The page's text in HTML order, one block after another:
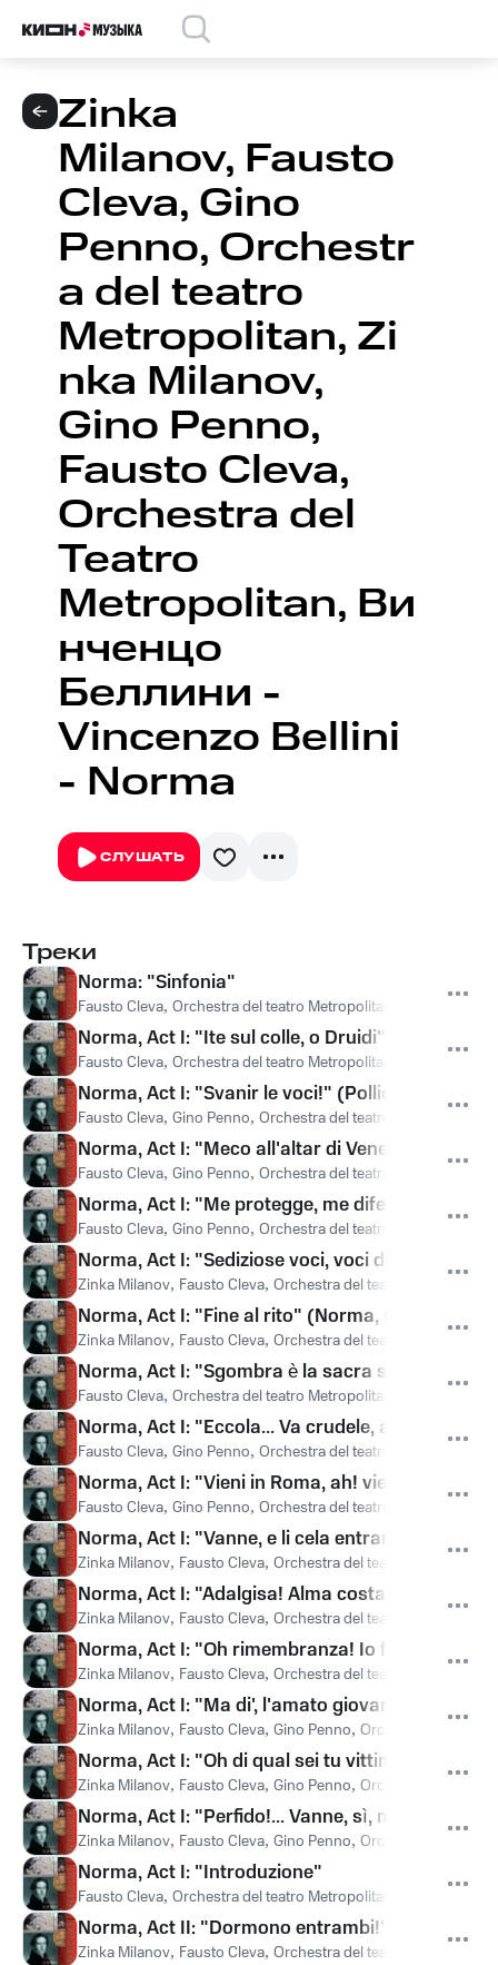
Zinka
Milanov, Fausto
Cleva, Gino
Penno, Orchestr
a del teatro
Metropolitan, Zi
nka Milanov,
Gino Penno,
Fausto Cleva,
Orchestra del
Teatro
Metropolitan, Ви
нченцо
Беллини -
Vincenzo Bellini
- Norma
СЛУШАТЬ
Треки
Norma: "Sinfonia"
Fausto Cleva, Orchestra del teatro Metropolitan
Norma, Act I: "Ite sul colle, o Druidi" (Oroveso,
Fausto Cleva, Orchestra del teatro Metropolitan
Norma, Act I: "Svanir le voci!" (Pollione, Flavio)
Fausto Cleva, Gino Penno, Orchestra del teatro Metropolitan
Norma, Act I: "Meco all'altar di Venere"
Fausto Cleva, Gino Penno, Orchestra del teatro Metropolitan
Norma, Act I: "Me protegge, me difende"
Fausto Cleva, Gino Penno, Orchestra del teatro Metropolitan
Norma, Act I: "Sediziose voci, voci di guerra"
Zinka Milanov, Fausto Cleva, Orchestra del teatro Metropolitan
Norma, Act I: "Fine al rito" (Norma, Oroveso,
Zinka Milanov, Fausto Cleva, Orchestra del teatro Metropolitan
Norma, Act I: "Sgombra è la sacra selva"
Fausto Cleva, Orchestra del teatro Metropolitan
Norma, Act I: "Eccola... Va crudele, al Dio
Fausto Cleva, Gino Penno, Orchestra del teatro Metropolitan
Norma, Act I: "Vieni in Roma, ah! vieni o cara"
Fausto Cleva, Gino Penno, Orchestra del teatro Metropolitan
Norma, Act I: "Vanne, e li cela entrambi"
Zinka Milanov, Fausto Cleva, Orchestra del teatro Metropolitan
Norma, Act I: "Adalgisa! Alma costanza"
Zinka Milanov, Fausto Cleva, Orchestra del teatro Metropolitan
Norma, Act I: "Oh rimembranza! Io fui così
Zinka Milanov, Fausto Cleva, Orchestra del teatro Metropolitan
Norma, Act I: "Ma di', l'amato giovane" (Norma,
Zinka Milanov, Fausto Cleva, Gino Penno, Orchestra del
Norma, Act I: "Oh di qual sei tu vittima"
Zinka Milanov, Fausto Cleva, Gino Penno, Orchestra del
Norma, Act I: "Perfido!... Vanne, sì, mi lascia"
Zinka Milanov, Fausto Cleva, Gino Penno, Orchestra del
Norma, Act I: "Introduzione"
Fausto Cleva, Orchestra del teatro Metropolitan
Norma, Act II: "Dormono entrambi!" (Norma)
Zinka Milanov, Fausto Cleva, Orchestra del teatro Metropolitan